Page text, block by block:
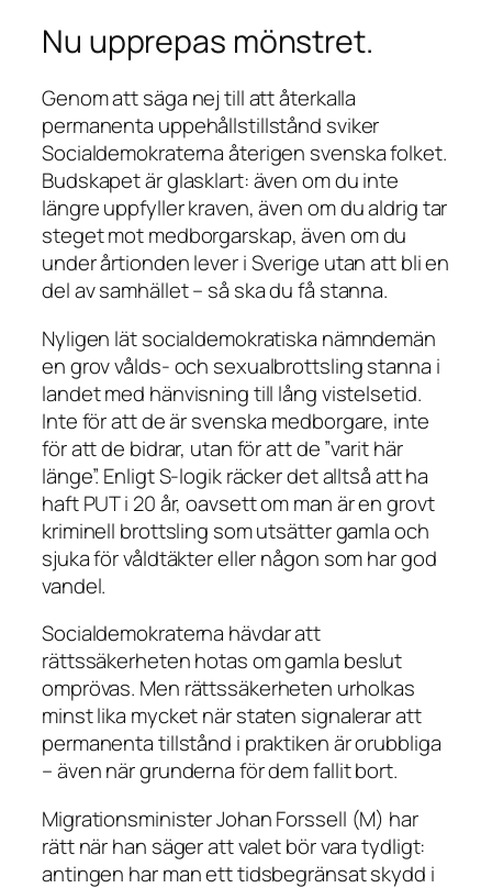
Nu upprepas mönstret.
Genom att säga nej till att återkalla
permanenta uppehållstillstånd sviker
Socialdemokraterna återigen svenska folket.
Budskapet är glasklart: även om du inte
längre uppfyller kraven, även om du aldrig tar
steget mot medborgarskap, även om du
under årtionden lever i Sverige utan att bli en
del av samhället – så ska du få stanna.
Nyligen lät socialdemokratiska nämndemän
en grov vålds- och sexualbrottsling stanna i
landet med hänvisning till lång vistelsetid.
Inte för att de är svenska medborgare, inte
för att de bidrar, utan för att de ”varit här
länge”. Enligt S-logik räcker det alltså att ha
haft PUT i 20 år, oavsett om man är en grovt
kriminell brottsling som utsätter gamla och
sjuka för våldtäkter eller någon som har god
vandel.
Socialdemokraterna hävdar att
rättssäkerheten hotas om gamla beslut
omprövas. Men rättssäkerheten urholkas
minst lika mycket när staten signalerar att
permanenta tillstånd i praktiken är orubbliga
– även när grunderna för dem fallit bort.
Migrationsminister Johan Forssell (M) har
rätt när han säger att valet bör vara tydligt:
antingen har man ett tidsbegränsat skydd i